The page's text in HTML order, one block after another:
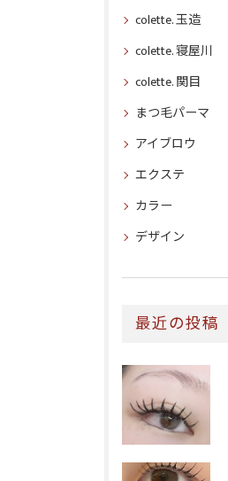
colette. 玉造
colette. 寝屋川
colette. 関目
まつ毛パーマ
アイブロウ
エクステ
カラー
デザイン
最近の投稿